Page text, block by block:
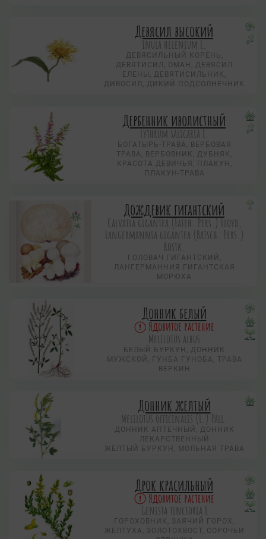
Девясил высокий
Inula helenium L.
ДЕВЯСИЛЬНЫЙ КОРЕНЬ,
ДЕВЯТИСИЛ, ОМАН, ДЕВЯСИЛ
ЕЛЕНЫ, ДЕВЯТИСИЛЬНИК,
ДИВОСИЛ, ДИКИЙ ПОДСОЛНЕЧНИК
Дербенник иволистный
Lythrum salicaria L.
БОГАТЫРЬ-ТРАВА, ВЕРБОВАЯ
ТРАВА, ВЕРБОВНИК, ДУБНЯК,
КРАСОТА ДЕВИЧЬЯ, ПЛАКУН,
ПЛАКУН-ТРАВА
Дождевик гигантский
Calvatia gigantea (Fateh: Pers.) Lloyd,
Langermannia gigantea (Batsch: Pers.)
Rostk.
ГОЛОВАЧ ГИГАНТСКИЙ,
ЛАНГЕРМАННИЯ ГИГАНТСКАЯ
МОРЮХА
Донник белый
Ядовитое растение
Melilotus albus
БЕЛЫЙ БУРКУН, ДОННИК
МУЖСКОЙ, ГУНБА ГУНОБА, ТРАВА
ВЕРКИН
Донник желтый
Melilotus officinalis (L.) Pall.
ДОННИК АПТЕЧНЫЙ, ДОННИК
ЛЕКАРСТВЕННЫЙ
ЖЕЛТЫЙ БУРКУН, МОЛЬНАЯ ТРАВА
Дрок красильный
Ядовитое растение
Genista tinctoria L
ГОРОХОВНИК, ЗАЯЧИЙ ГОРОХ,
ЖЕЛТУХА, ЗОЛОТОХВОСТ, СОРОЧЬИ